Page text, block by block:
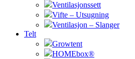
Ventilasjonssett
Vifte – Utsugning
Ventilasjon – Slanger
Telt
Growtent
HOMEbox®